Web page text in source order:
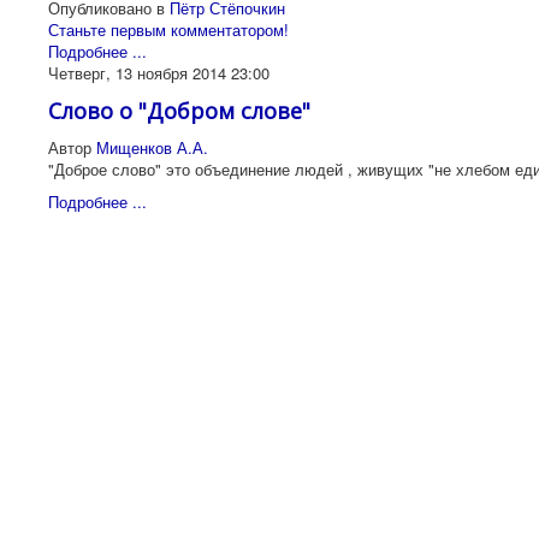
Опубликовано в Пётр Стёпочкин
Станьте первым комментатором!
Подробнее ...
Четверг, 13 ноября 2014 23:00
Слово о "Добром слове"
Автор Мищенков А.А.
"Доброе слово" это объединение людей , живущих "не хлебом
Подробнее ...